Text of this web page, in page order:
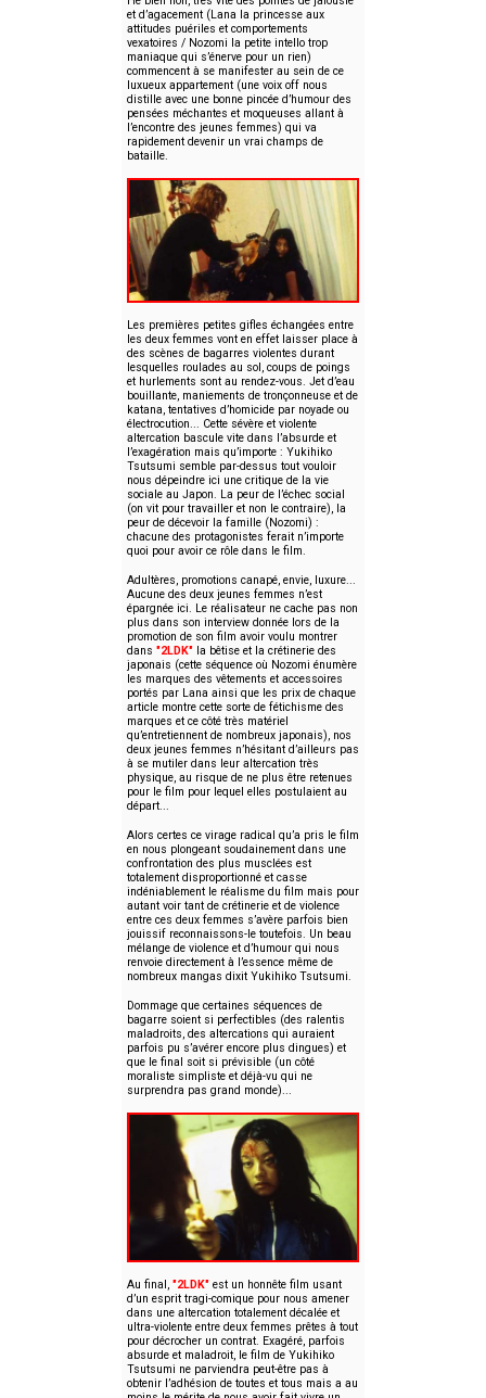
et d’agacement (Lana la princesse aux
attitudes puériles et comportements
vexatoires / Nozomi la petite intello trop
maniaque qui s’énerve pour un rien)
commencent à se manifester au sein de ce
luxueux appartement (une voix off nous
distille avec une bonne pincée d’humour des
pensées méchantes et moqueuses allant à
l’encontre des jeunes femmes) qui va
rapidement devenir un vrai champs de
bataille.
Les premières petites gifles échangées entre
les deux femmes vont en effet laisser place à
des scènes de bagarres violentes durant
lesquelles roulades au sol, coups de poings
et hurlements sont au rendez-vous. Jet d’eau
bouillante, maniements de tronçonneuse et de
katana, tentatives d’homicide par noyade ou
électrocution... Cette sévère et violente
altercation bascule vite dans l’absurde et
l’exagération mais qu’importe : Yukihiko
Tsutsumi semble par-dessus tout vouloir
nous dépeindre ici une critique de la vie
sociale au Japon. La peur de l’échec social
(on vit pour travailler et non le contraire), la
peur de décevoir la famille (Nozomi) :
chacune des protagonistes ferait n’importe
quoi pour avoir ce rôle dans le film.
Adultères, promotions canapé, envie, luxure...
Aucune des deux jeunes femmes n’est
épargnée ici. Le réalisateur ne cache pas non
plus dans son interview donnée lors de la
promotion de son film avoir voulu montrer
dans "2LDK" la bêtise et la crétinerie des
japonais (cette séquence où Nozomi énumère
les marques des vêtements et accessoires
portés par Lana ainsi que les prix de chaque
article montre cette sorte de fétichisme des
marques et ce côté très matériel
qu’entretiennent de nombreux japonais), nos
deux jeunes femmes n’hésitant d’ailleurs pas
à se mutiler dans leur altercation très
physique, au risque de ne plus être retenues
pour le film pour lequel elles postulaient au
départ...
Alors certes ce virage radical qu’a pris le film
en nous plongeant soudainement dans une
confrontation des plus musclées est
totalement disproportionné et casse
indéniablement le réalisme du film mais pour
autant voir tant de crétinerie et de violence
entre ces deux femmes s’avère parfois bien
jouissif reconnaissons-le toutefois. Un beau
mélange de violence et d’humour qui nous
renvoie directement à l’essence même de
nombreux mangas dixit Yukihiko Tsutsumi.
Dommage que certaines séquences de
bagarre soient si perfectibles (des ralentis
maladroits, des altercations qui auraient
parfois pu s’avérer encore plus dingues) et
que le final soit si prévisible (un côté
moraliste simpliste et déjà-vu qui ne
surprendra pas grand monde)...
Au final, "2LDK" est un honnête film usant
d’un esprit tragi-comique pour nous amener
dans une altercation totalement décalée et
ultra-violente entre deux femmes prêtes à tout
pour décrocher un contrat. Exagéré, parfois
absurde et maladroit, le film de Yukihiko
Tsutsumi ne parviendra peut-être pas à
obtenir l’adhésion de toutes et tous mais a au